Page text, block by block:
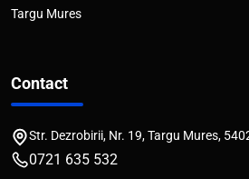
Targu Mures
Contact
Str. Dezrobirii, Nr. 19, Targu Mures,
0721 635 532